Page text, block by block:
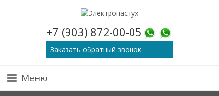
+7 (903) 872-00-05
Заказать обратный звонок
Меню